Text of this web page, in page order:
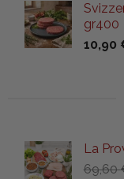
gr400
10,90
La
69,60